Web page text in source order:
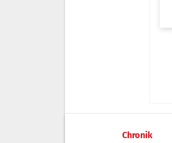
Chronik